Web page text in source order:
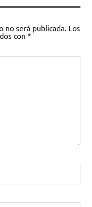
no será publicada. Los
con *